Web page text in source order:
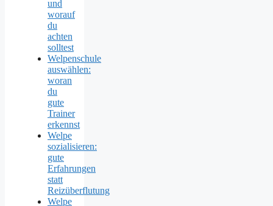
und
worauf
du
achten
solltest
Welpenschule
auswählen:
woran
du
gute
Trainer
erkennst
Welpe
sozialisieren:
gute
Erfahrungen
statt
Reizüberflutung
Welpe